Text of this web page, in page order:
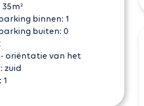
35m²
binnen: 1
buiten: 0
oriëntatie van het
zuid
1